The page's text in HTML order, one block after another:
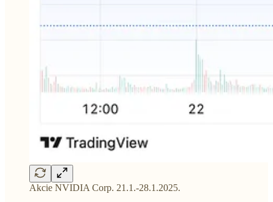
Akcie NVIDIA Corp. 21.1.-28.1.2025.